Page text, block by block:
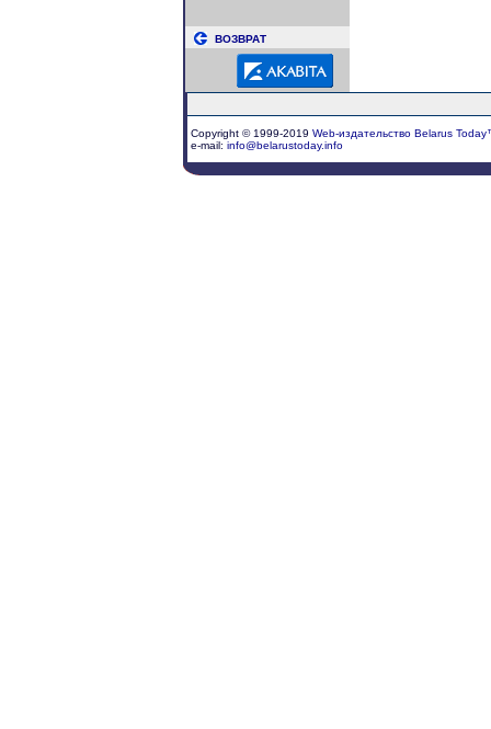
ВОЗВРАТ
Copyright © 1999-2019 Web-издательство Belarus
e-mail: info@belarustoday.info